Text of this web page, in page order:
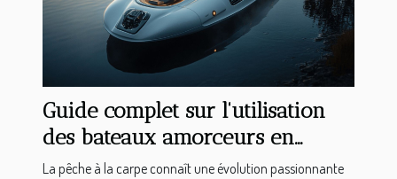
Guide complet sur l'utilisation
des bateaux amorceurs en
pêche à la carpe
La pêche à la carpe connaît une évolution passionnante